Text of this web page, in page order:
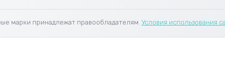
марки принадлежат правообладателям. Условия использования